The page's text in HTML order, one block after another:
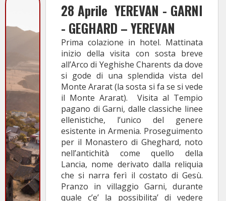
28 Aprile YEREVAN - GARNI
- GEGHARD – YEREVAN
Prima colazione in hotel. Mattinata
inizio della visita con sosta breve
all’Arco di Yeghishe Charents da dove
si gode di una splendida vista del
Monte Ararat (la sosta si fa se si vede
il Monte Ararat). Visita al Tempio
pagano di Garni, dalle classiche linee
ellenistiche, l’unico del genere
esistente in Armenia. Proseguimento
per il Monastero di Gheghard, noto
nell’antichità come quello della
Lancia, nome derivato dalla reliquia
che si narra ferì il costato di Gesù.
Pranzo in villaggio Garni, durante
quale c’e’ la possibilita’ di vedere